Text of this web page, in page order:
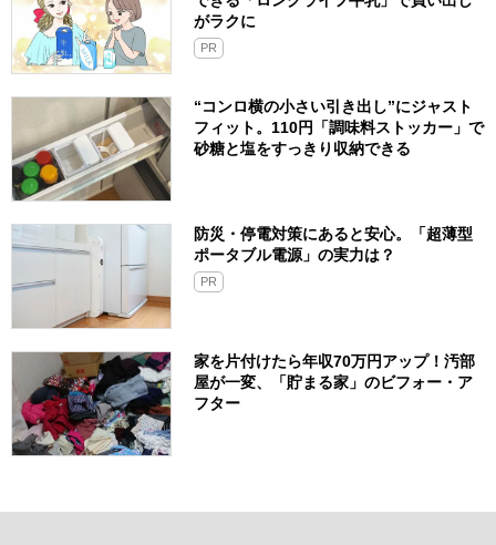
がラクに
PR
“コンロ横の小さい引き出し”にジャスト
フィット。110円「調味料ストッカー」で
砂糖と塩をすっきり収納できる
防災・停電対策にあると安心。「超薄型
ポータブル電源」の実力は？​
PR
家を片付けたら年収70万円アップ！汚部
屋が一変、「貯まる家」のビフォー・ア
フター